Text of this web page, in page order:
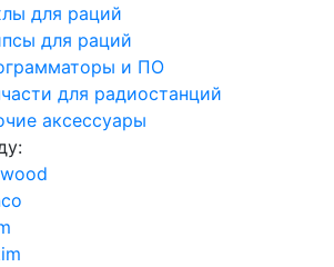
для раций
для раций
и ПО
для радиостанций
аксессуары